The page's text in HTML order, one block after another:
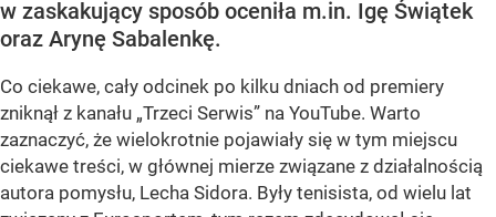
w zaskakujący sposób oceniła m.in. Igę Świątek
oraz Arynę Sabalenkę.
Co ciekawe, cały odcinek po kilku dniach od premiery
zniknął z kanału „Trzeci Serwis” na YouTube. Warto
zaznaczyć, że wielokrotnie pojawiały się w tym miejscu
ciekawe treści, w głównej mierze związane z działalnością
autora pomysłu, Lecha Sidora. Były tenisista, od wielu lat